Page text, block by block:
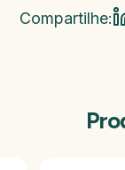
Compartilhe: